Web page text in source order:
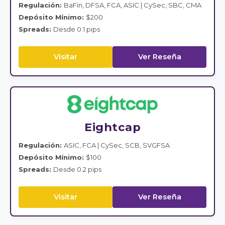
Regulación: BaFin, DFSA, FCA, ASIC | CySec, SBC, CMA
Depósito Mínimo: $200
Spreads: Desde 0.1 pips
Visitar Ver Reseña
Eightcap
Regulación: ASIC, FCA | CySec, SCB, SVGFSA
Depósito Mínimo: $100
Spreads: Desde 0.2 pips
Visitar Ver Reseña